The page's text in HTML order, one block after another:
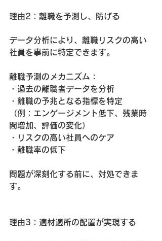
理由2：離職を予測し、防げる
データ分析により、離職リスクの高い
社員を事前に特定できます。
離職予測のメカニズム：
・過去の離職者データを分析
・離職の予兆となる指標を特定
（例：エンゲージメント低下、残業時
間増加、評価の変化）
・リスクの高い社員へのケア
・離職率の低下
問題が深刻化する前に、対処できま
す。
理由3：適材適所の配置が実現する